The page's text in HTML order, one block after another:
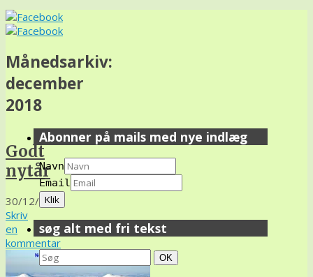
Månedsarkiv:
december
2018
Godt
nytår
30/12/18
Skriv
en
kommentar
Abonner på mails med nye indlæg
Navn
Email
søg alt med fri tekst
Search
for:
Søg
OK